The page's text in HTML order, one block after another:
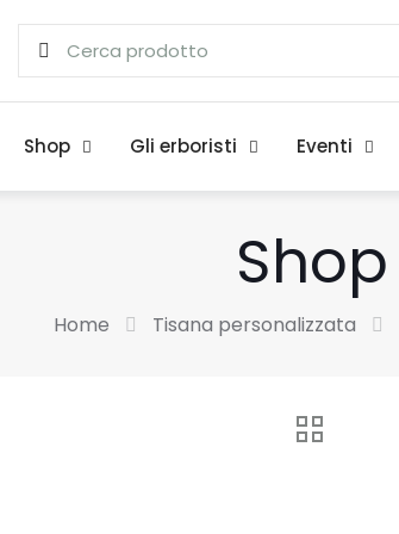
Shop Gli erboristi Eventi
Shop
Home Tisana personalizzata